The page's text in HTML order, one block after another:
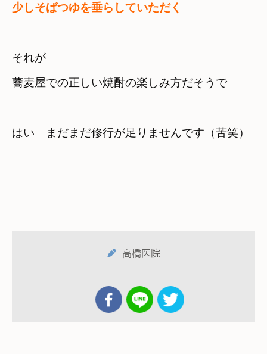
少しそばつゆを垂らしていただく
それが
蕎麦屋での正しい焼酎の楽しみ方だそうで
はい　まだまだ修行が足りませんです（苦笑）
高橋医院